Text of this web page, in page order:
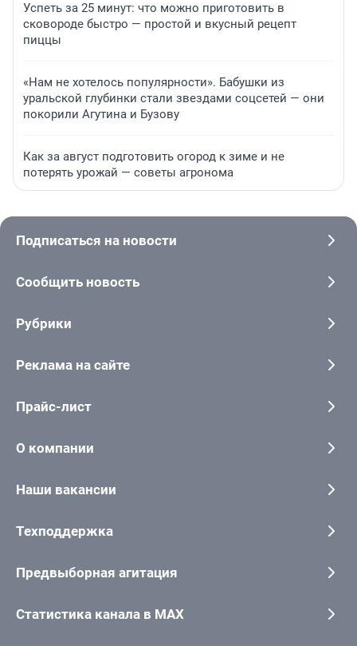
Успеть за 25 минут: что можно приготовить в
сковороде быстро — простой и вкусный рецепт
пиццы
«Нам не хотелось популярности». Бабушки из
уральской глубинки стали звездами соцсетей — они
покорили Агутина и Бузову
Как за август подготовить огород к зиме и не
потерять урожай — советы агронома
Подписаться на новости
Сообщить новость
Рубрики
Реклама на сайте
Прайс-лист
О компании
Наши вакансии
Техподдержка
Предвыборная агитация
Статистика канала в MAX